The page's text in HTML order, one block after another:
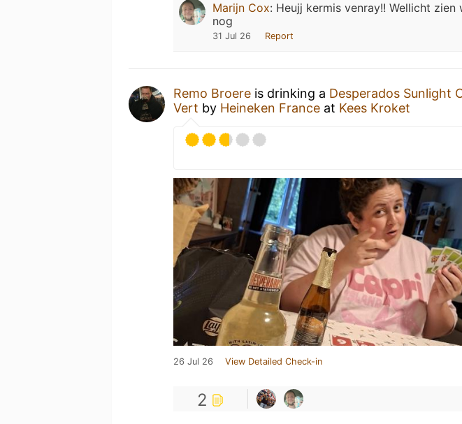
Marijn Cox: Heujj kermis venray!! Wellicht zien
nog
31 Jul 26 Report
Remo Broere is drinking a Desperados Sunlight
Vert by Heineken France at Kees Kroket
26 Jul 26 View Detailed Check-in
2